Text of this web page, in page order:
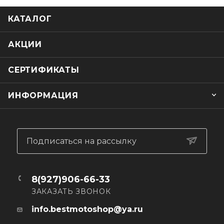
— Легкий, влагозащитный дождевик
— Большие вентиляционные отверстия по бокам и на
рукавах
— Водонепроницаемая молния
вторичной переработки
КАТАЛОГ
АКЦИИ
СЕРТИФИКАТЫ
ИНФОРМАЦИЯ
Подписаться на рассылку
8(927)906-66-33
ЗАКАЗАТЬ ЗВОНОК
info.bestmotoshop@ya.ru